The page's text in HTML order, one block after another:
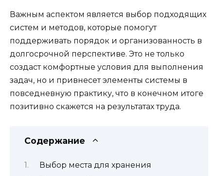
Важным аспектом является выбор подходящих
систем и методов, которые помогут
поддерживать порядок и организованность в
долгосрочной перспективе. Это не только
создаст комфортные условия для выполнения
задач, но и привнесет элементы системы в
повседневную практику, что в конечном итоге
позитивно скажется на результатах труда.
Содержание
Выбор места для хранения